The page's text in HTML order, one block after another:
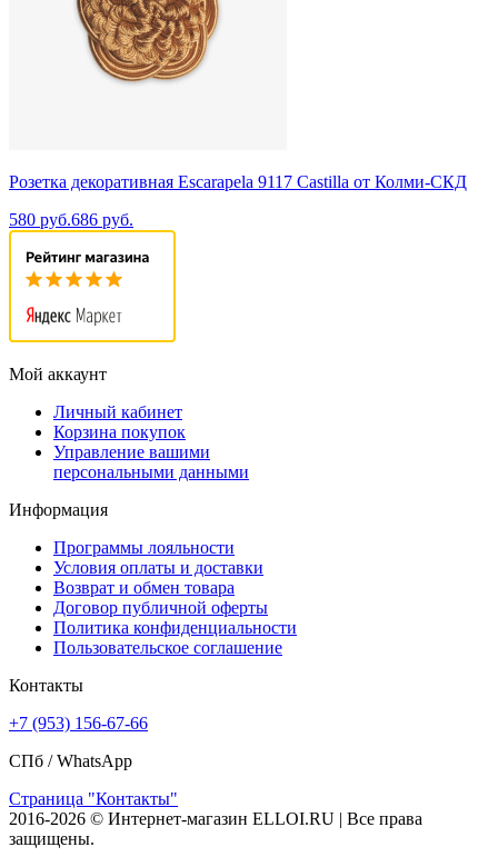
Розетка декоративная Escarapela 9117 Castilla от Колми-СКД
580 руб.686 руб.
Мой аккаунт
Личный кабинет
Корзина покупок
Управление вашими
персональными данными
Информация
Программы лояльности
Условия оплаты и доставки
Возврат и обмен товара
Договор публичной оферты
Политика конфиденциальности
Пользовательское соглашение
Контакты
+7 (953) 156-67-66
СПб /WhatsApp
Страница "Контакты"
2016-2026 © Интернет-магазин ELLOI.RU | Все права
защищены.